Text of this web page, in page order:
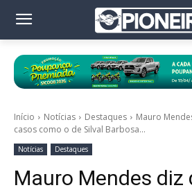
Início Notícias Destaques
Mauro
casos como o de Silval Barbosa...
Notícias Destaques
Mauro Mendes diz